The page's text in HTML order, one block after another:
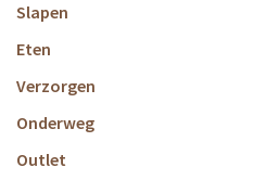
Slapen
Eten
Verzorgen
Onderweg
Outlet